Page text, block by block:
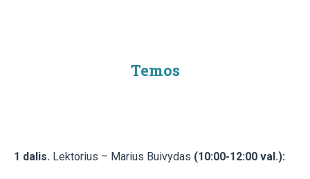
Temos
1 dalis. Lektorius – Marius Buivydas (10:00-12:00 val.):